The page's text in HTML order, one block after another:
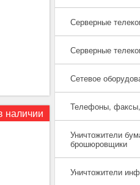
Серверные
Серверные
Сетевое
Телефоны,
Уничтожители
брошюровщики
Уничтожители
наличии